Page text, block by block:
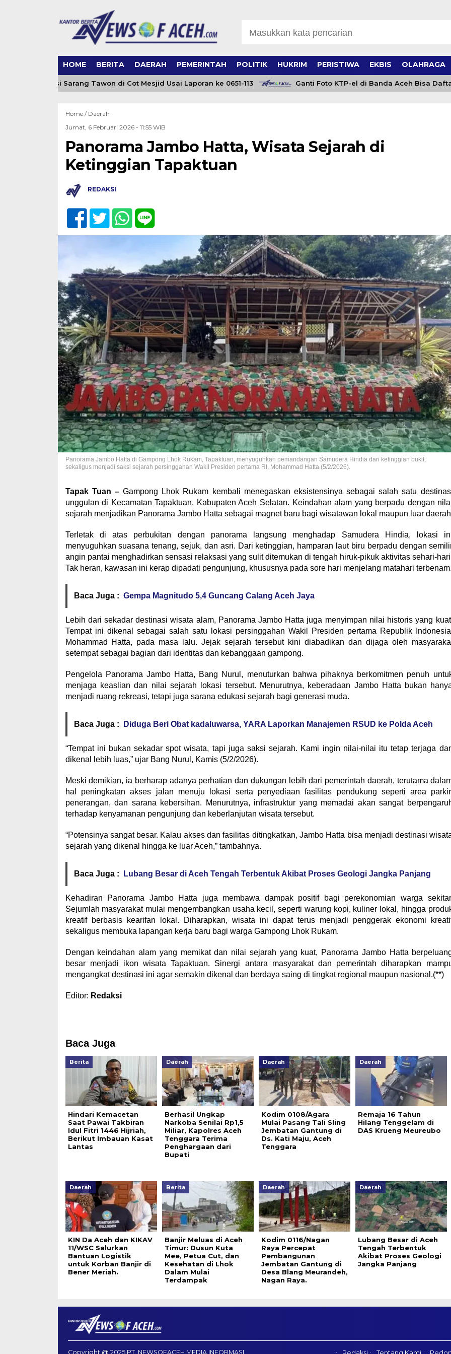
HOME BERITA DAERAH PEMERINTAH POLITIK HUKRIM PERISTIWA EKBIS OLAHRAGA
Evakuasi Sarang Tawon di Cot Mesjid Usai Laporan ke 0651-113 Ganti Foto KTP-el di Banda Aceh Bisa Daftar
Home / Daerah
Jumat, 6 Februari 2026 - 11:55 WIB
Panorama Jambo Hatta, Wisata Sejarah di
Ketinggian Tapaktuan
REDAKSI
Panorama Jambo Hatta di Gampong Lhok Rukam, Tapaktuan, menyuguhkan pemandangan Samudera Hindia dari ketinggian bukit,
sekaligus menjadi saksi sejarah persinggahan Wakil Presiden pertama RI, Mohammad Hatta.(5/2/2026).
Tapak Tuan –Gampong Lhok Rukam kembali menegaskan eksistensinya sebagai salah satu
unggulan di Kecamatan Tapaktuan, Kabupaten Aceh Selatan. Keindahan alam yang berpadu dengan
sejarah menjadikan Panorama Jambo Hatta sebagai magnet baru bagi wisatawan lokal maupun luar
Terletak di atas perbukitan dengan panorama langsung menghadap Samudera Hindia, lokasi
menyuguhkan suasana tenang, sejuk, dan asri. Dari ketinggian, hamparan laut biru berpadu dengan
angin pantai menghadirkan sensasi relaksasi yang sulit ditemukan di tengah hiruk-pikuk aktivitas sehari-
Tak heran, kawasan ini kerap dipadati pengunjung, khususnya pada sore hari menjelang matahari terbenam.
Baca Juga : Gempa Magnitudo 5,4 Guncang Calang Aceh Jaya
Lebih dari sekadar destinasi wisata alam, Panorama Jambo Hatta juga menyimpan nilai historis yang
Tempat ini dikenal sebagai salah satu lokasi persinggahan Wakil Presiden pertama Republik
Mohammad Hatta, pada masa lalu. Jejak sejarah tersebut kini diabadikan dan dijaga oleh
setempat sebagai bagian dari identitas dan kebanggaan gampong.
Pengelola Panorama Jambo Hatta, Bang Nurul, menuturkan bahwa pihaknya berkomitmen penuh
menjaga keaslian dan nilai sejarah lokasi tersebut. Menurutnya, keberadaan Jambo Hatta bukan
menjadi ruang rekreasi, tetapi juga sarana edukasi sejarah bagi generasi muda.
Baca Juga : Diduga Beri Obat kadaluwarsa, YARA Laporkan Manajemen RSUD ke Polda Aceh
“Tempat ini bukan sekadar spot wisata, tapi juga saksi sejarah. Kami ingin nilai-nilai itu tetap terjaga
dikenal lebih luas,” ujar Bang Nurul, Kamis (5/2/2026).
Meski demikian, ia berharap adanya perhatian dan dukungan lebih dari pemerintah daerah, terutama
hal peningkatan akses jalan menuju lokasi serta penyediaan fasilitas pendukung seperti area
penerangan, dan sarana kebersihan. Menurutnya, infrastruktur yang memadai akan sangat
terhadap kenyamanan pengunjung dan keberlanjutan wisata tersebut.
“Potensinya sangat besar. Kalau akses dan fasilitas ditingkatkan, Jambo Hatta bisa menjadi destinasi
sejarah yang dikenal hingga ke luar Aceh,” tambahnya.
Baca Juga : Lubang Besar di Aceh Tengah Terbentuk Akibat Proses Geologi Jangka Panjang
Kehadiran Panorama Jambo Hatta juga membawa dampak positif bagi perekonomian warga
Sejumlah masyarakat mulai mengembangkan usaha kecil, seperti warung kopi, kuliner lokal, hingga
kreatif berbasis kearifan lokal. Diharapkan, wisata ini dapat terus menjadi penggerak ekonomi
sekaligus membuka lapangan kerja baru bagi warga Gampong Lhok Rukam.
Dengan keindahan alam yang memikat dan nilai sejarah yang kuat, Panorama Jambo Hatta
besar menjadi ikon wisata Tapaktuan. Sinergi antara masyarakat dan pemerintah diharapkan
mengangkat destinasi ini agar semakin dikenal dan berdaya saing di tingkat regional maupun nasional.(**)
Editor: Redaksi
Baca Juga
Berita
Hindari Kemacetan
Saat Pawai Takbiran
Idul Fitri 1446 Hijriah,
Berikut Imbauan Kasat
Lantas
Daerah
Berhasil Ungkap
Narkoba Senilai Rp1,5
Miliar, Kapolres Aceh
Tenggara Terima
Penghargaan dari
Bupati
Daerah
Kodim 0108/Agara
Mulai Pasang Tali Sling
Jembatan Gantung di
Ds. Kati Maju, Aceh
Tenggara
Daerah
Remaja 16 Tahun
Hilang Tenggelam di
DAS Krueng Meureubo
Daerah
KIN Da Aceh dan KIKAV
11/WSC Salurkan
Bantuan Logistik
untuk Korban Banjir di
Bener Meriah.
Berita
Banjir Meluas di Aceh
Timur: Dusun Kuta
Mee, Petua Cut, dan
Kesehatan di Lhok
Dalam Mulai
Terdampak
Daerah
Kodim 0116/Nagan
Raya Percepat
Pembangunan
Jembatan Gantung di
Desa Blang Meurandeh,
Nagan Raya.
Daerah
Lubang Besar di Aceh
Tengah Terbentuk
Akibat Proses Geologi
Jangka Panjang
Copyright @ 2025 PT. NEWSOFACEH MEDIA INFORMASI